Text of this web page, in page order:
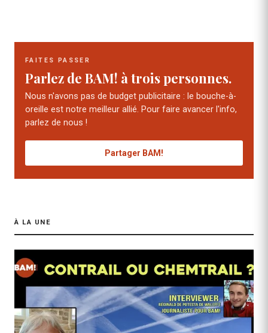
FAITES PASSER
Parlez de BAM! à trois personnes.
Nous n'avons pas de budget publicitaire : le bouche-à-
oreille est notre meilleur allié. Pour faire avancer l'info,
parlez de nous !
Partager BAM!
À LA UNE